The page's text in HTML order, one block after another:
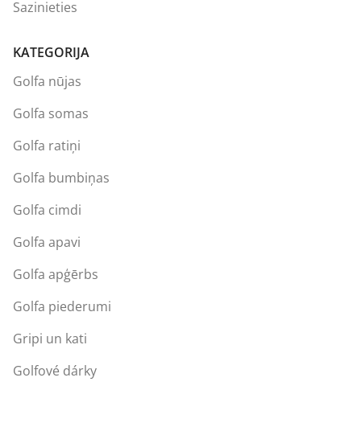
Sazinieties
KATEGORIJA
Golfa nūjas
Golfa somas
Golfa ratiņi
Golfa bumbiņas
Golfa cimdi
Golfa apavi
Golfa apģērbs
Golfa piederumi
Gripi un kati
Golfové dárky